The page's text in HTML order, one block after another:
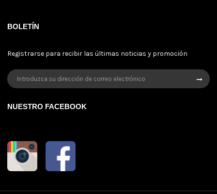
BOLETÍN
Registrarse para recibir las últimas noticias y promoción
NUESTRO FACEBOOK